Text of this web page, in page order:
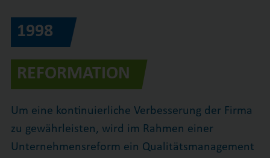
1998
REFORMATION
Um eine kontinuierliche Verbesserung der Firma
zu gewährleisten, wird im Rahmen einer
Unternehmensreform ein Qualitätsmanagement